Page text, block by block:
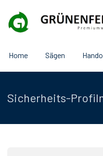
Home Sägen
Sicherheits-